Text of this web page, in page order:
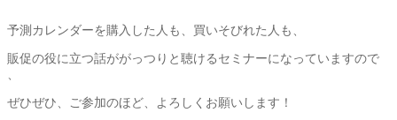
予測カレンダーを購入した人も、買いそびれた人も、
販促の役に立つ話ががっつりと聴けるセミナーになっていますので
ぜひぜひ、ご参加のほど、よろしくお願いします！